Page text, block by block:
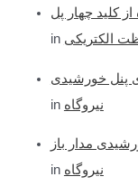
کلید چهار پل
in الکتریکی
پنل خورشیدی
in نیروگاه
مدار باز
in نیروگاه